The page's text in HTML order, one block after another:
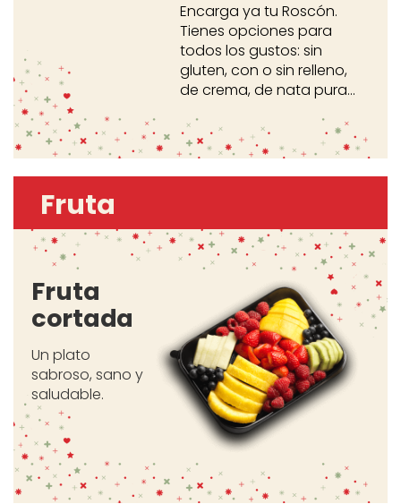
Encarga ya tu Roscón.
Tienes opciones para
todos los gustos: sin
gluten, con o sin relleno,
de crema, de nata pura...
Fruta
Fruta
cortada
Un plato
sabroso, sano y
saludable.